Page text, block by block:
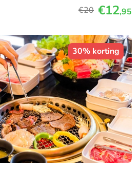
€20 €12,95
30% korting